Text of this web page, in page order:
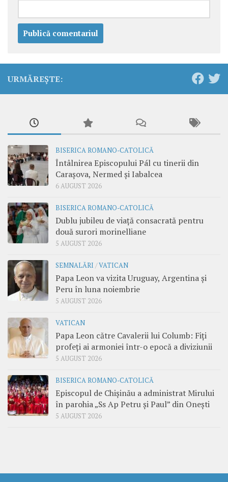
URMĂREȘTE:
BISERICA ROMANO-CATOLICĂ
Întâlnirea Episcopului Pál cu tinerii din
Carașova, Nermed și Iabalcea
6 AUGUST 2026
BISERICA ROMANO-CATOLICĂ
Dublu jubileu de viață consacrată pentru
două surori morinelliane
5 AUGUST 2026
SEMNALĂRI /VATICAN
Papa Leon va vizita Uruguay, Argentina și
Peru în luna noiembrie
5 AUGUST 2026
VATICAN
Papa Leon către Cavalerii lui Columb: Fiți
profeți ai armoniei într-o epocă a diviziunii
5 AUGUST 2026
BISERICA ROMANO-CATOLICĂ
Episcopul de Chișinău a administrat Mirului
în parohia „Ss Ap Petru și Paul” din Onești
5 AUGUST 2026